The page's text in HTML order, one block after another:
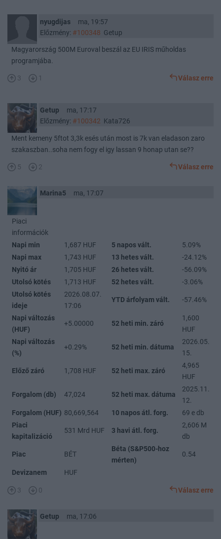
nyugdijas
ma, 19:57
Előzmény: #100348 Getup
Magyarország 500M Euroval beszál az EU IRIS műholdas
programjába.
3 1 Válasz erre
Getup
ma, 17:17
Előzmény: #100342 Kata726
Ment kemeny 5ftot 3,3k esés után most is 7k van eladason zaro
szakaszban..soha nem fogy el igy lassan 9 honap utan se??
5 2 Válasz erre
Marina5 ma, 17:07
Piaci
információk
Napi min
1,687 HUF 5 napos vált.
5.09%
Napi max
1,743 HUF 13 hetes vált.
-24.12%
Nyitó ár
1,705 HUF 26 hetes vált.
-56.09%
Utolsó kötés
1,713 HUF 52 hetes vált.
-3.06%
Utolsó kötés
ideje
2026.08.07.
17:06
YTD árfolyam vált. -57.46%
Napi változás
(HUF)
+5.00000 52 heti min. záró
1,600
HUF
Napi változás
(%)
+0.29% 52 heti min. dátuma
2026.05.
15.
Előző záró 1,708 HUF 52 heti max. záró
4,965
HUF
Forgalom (db) 47,024 52 heti max. dátuma
2025.11.
12.
Forgalom (HUF) 80,669,564 10 napos átl. forg.
69 e db
Piaci
kapitalizáció
531 Mrd HUF 3 havi átl. forg.
2,606 M
db
Piac BÉT
Béta (S&P500-hoz
mérten)
0.54
Devizanem HUF
3 0 Válasz erre
Getup ma, 17:06